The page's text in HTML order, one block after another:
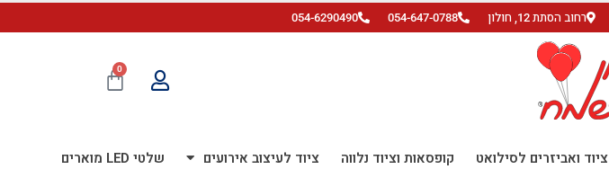
רחוב הסתת 12, חולון 054-647-0788
054-6290490
0
ציוד ואביזרים לסילואט קופסאות וציוד נלווה ציוד לעיצוב אירועים שלטי LED מוארים